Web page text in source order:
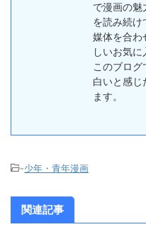
で漫画の
を読み続け
媒体を合
しいお気に
このブロ
白いと感じ
ます。
-少年・青年漫画
関連記事